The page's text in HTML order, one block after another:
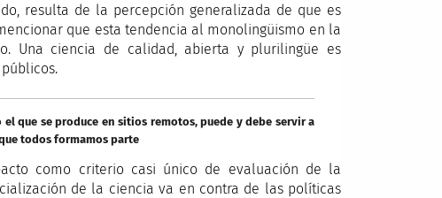
resulta de la percepción generalizada de que es
que esta tendencia al monolingüismo en la
Una ciencia de calidad, abierta y plurilingüe es
que se produce en sitios remotos, puede y debe servir a
todos formamos parte
como criterio casi único de evaluación de la
de la ciencia va en contra de las políticas